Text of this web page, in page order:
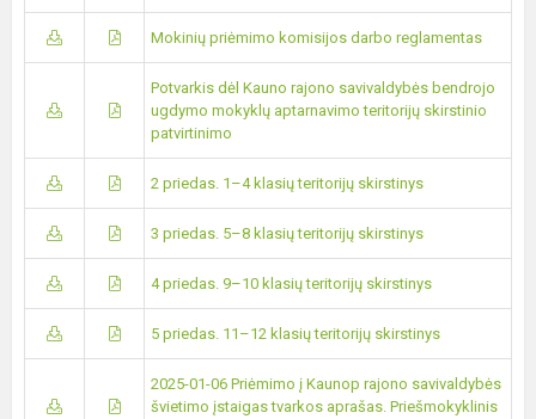
Mokinių priėmimo komisijos darbo reglamentas
Potvarkis dėl Kauno rajono savivaldybės bendrojo
ugdymo mokyklų aptarnavimo teritorijų skirstinio
patvirtinimo
2 priedas. 1–4 klasių teritorijų skirstinys
3 priedas. 5–8 klasių teritorijų skirstinys
4 priedas. 9–10 klasių teritorijų skirstinys
5 priedas. 11–12 klasių teritorijų skirstinys
2025-01-06 Priėmimo į Kaunop rajono savivaldybės
švietimo įstaigas tvarkos aprašas. Priešmokyklinis